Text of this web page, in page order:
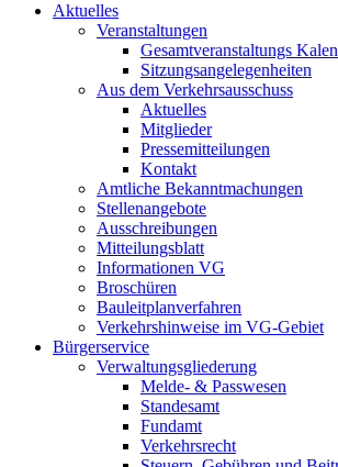
Aktuelles
Veranstaltungen
Gesamtveranstaltungs
Sitzungsangelegenheiten
Aus dem Verkehrsausschuss
Aktuelles
Mitglieder
Pressemitteilungen
Kontakt
Amtliche Bekanntmachungen
Stellenangebote
Ausschreibungen
Mitteilungsblatt
Informationen VG
Broschüren
Bauleitplanverfahren
Verkehrshinweise im VG-Gebiet
Bürgerservice
Verwaltungsgliederung
Melde- & Passwesen
Standesamt
Fundamt
Verkehrsrecht